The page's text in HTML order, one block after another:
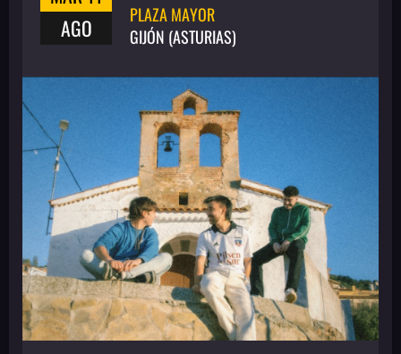
AGO
PLAZA MAYOR
GIJÓN (ASTURIAS)